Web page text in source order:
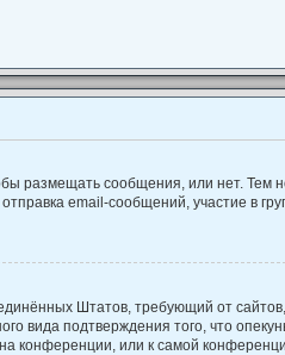
размещать сообщения, или нет. Тем
email-сообщений, участие в
Штатов, требующий от
вида подтверждения того, что
конференции, или к самой